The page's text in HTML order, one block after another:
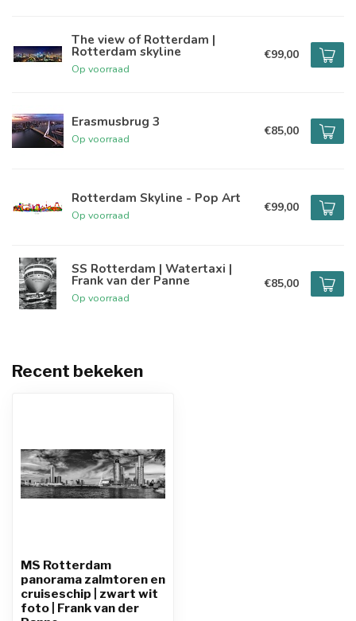
The view of Rotterdam |
Rotterdam skyline
Op voorraad
€99,00
Erasmusbrug 3
Op voorraad
€85,00
Rotterdam Skyline - Pop Art
Op voorraad
€99,00
SS Rotterdam | Watertaxi |
Frank van der Panne
Op voorraad
€85,00
Recent bekeken
MS Rotterdam
panorama zalmtoren en
cruiseschip | zwart wit
foto | Frank van der